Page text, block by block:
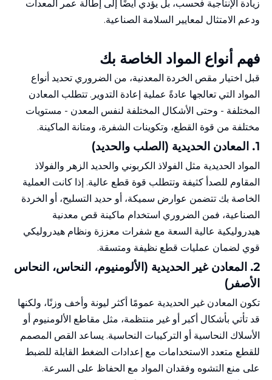
زيادة الإنتاجية فحسب، بل يؤدي أيضًا إلى إطالة عمر المعدات
ودعم الامتثال لمعايير السلامة الصناعية.
فهم أنواع المواد الخاصة بك
قبل اختيار مقص الخردة المعدنية، من الضروري تحديد أنواع
المواد التي تعالجها عادةً عملية إعادة التدوير. تتطلب المعادن
المختلفة - وحتى الأشكال المختلفة لنفس المعدن - مستويات
مختلفة من قوة القطع، وتكوينات الشفرة، ومتانة الماكينة.
1. المعادن الحديدية (الصلب والحديد)
المواد الحديدية مثل الفولاذ الكربوني والحديد الزهر والفولاذ
المقاوم للصدأ كثيفة وتتطلب قوة قطع عالية. إذا كانت العملية
الخاصة بك تتضمن عوارض سميكة، أو حديد التسليح، أو الخردة
الصناعية، فمن الضروري استخدام ماكينة قص معدنية
هيدروليكية عالية السعة مع شفرات معززة ونظام هيدروليكي
قوي لضمان عمليات قطع نظيفة ومتسقة.
2.
المعادن غير الحديدية (الألومنيوم، النحاس، النحاس
الأصفر)
تكون المعادن غير الحديدية عمومًا أكثر ليونة وأخف وزنًا، ولكنها
قد تأتي بأشكال أكبر أو غير منتظمة، مثل مقاطع الألومنيوم أو
الأسلاك النحاسية أو التركيبات النحاسية. يساعد القص المصمم
للقطع متعدد الاستخدامات مع إعدادات الضغط القابلة للضبط
على منع التشوه وفقدان المواد مع الحفاظ على السرعة.